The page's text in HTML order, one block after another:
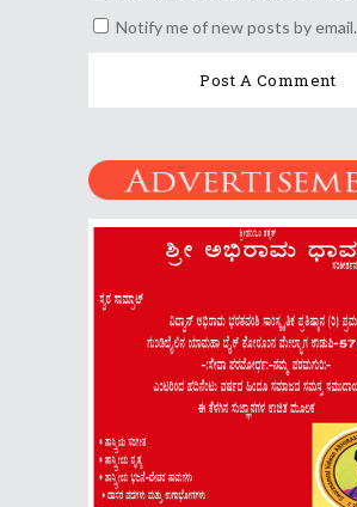
Notify me of new posts by email.